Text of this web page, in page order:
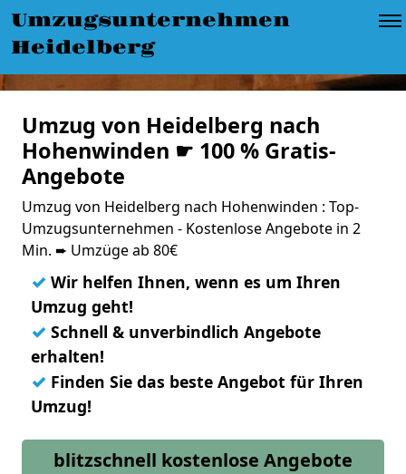
Umzugsunternehmen
Heidelberg
Umzug von Heidelberg nach
Hohenwinden ☛ 100 % Gratis-
Angebote
Umzug von Heidelberg nach Hohenwinden : Top-
Umzugsunternehmen - Kostenlose Angebote in 2
Min. ➨ Umzüge ab 80€
✓ Wir helfen Ihnen, wenn es um Ihren
Umzug geht!
✓ Schnell & unverbindlich Angebote
erhalten!
✓ Finden Sie das beste Angebot für Ihren
Umzug!
blitzschnell kostenlose Angebote